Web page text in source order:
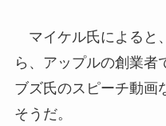
マイケル氏によると
ら、アップルの創業者
ブズ氏のスピーチ動画
そうだ。